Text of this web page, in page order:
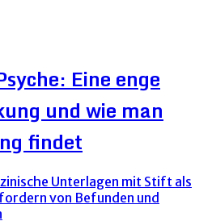
Eine enge
und wie man
findet